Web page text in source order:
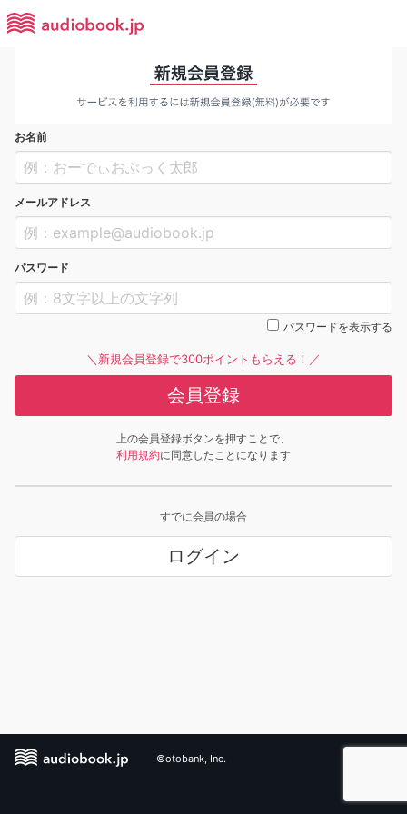
お名前
メールアドレス
パスワード
パスワードを表示する
＼新規会員登録で300ポイントもらえる！／
会員登録
上の会員登録ボタンを押すことで、
利用規約に同意したことになります
すでに会員の場合
ログイン
©otobank, Inc.